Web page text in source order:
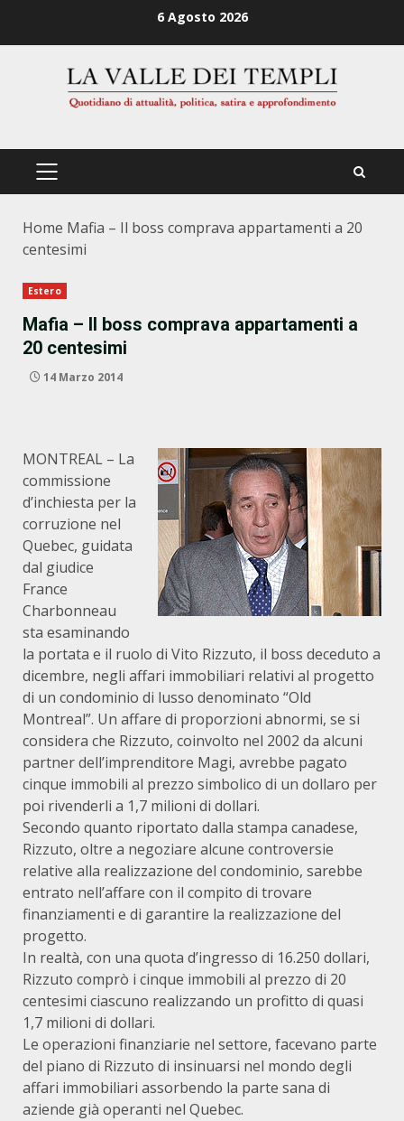
6 Agosto 2026
PRIMÄRES
Home Mafia – Il boss comprava appartamenti a 20
centesimi
Estero
Mafia – Il boss comprava appartamenti a
20 centesimi
14 Marzo 2014
MONTREAL – La
commissione
d’inchiesta per la
corruzione nel
Quebec, guidata
dal giudice
France
Charbonneau
sta esaminando
la portata e il ruolo di Vito Rizzuto, il boss deceduto a
dicembre, negli affari immobiliari relativi al progetto
di un condominio di lusso denominato “Old
Montreal”. Un affare di proporzioni abnormi, se si
considera che Rizzuto, coinvolto nel 2002 da alcuni
partner dell’imprenditore Magi, avrebbe pagato
cinque immobili al prezzo simbolico di un dollaro per
poi rivenderli a 1,7 milioni di dollari.
Secondo quanto riportato dalla stampa canadese,
Rizzuto, oltre a negoziare alcune controversie
relative alla realizzazione del condominio, sarebbe
entrato nell’affare con il compito di trovare
finanziamenti e di garantire la realizzazione del
progetto.
In realtà, con una quota d’ingresso di 16.250 dollari,
Rizzuto comprò i cinque immobili al prezzo di 20
centesimi ciascuno realizzando un profitto di quasi
1,7 milioni di dollari.
Le operazioni finanziarie nel settore, facevano parte
del piano di Rizzuto di insinuarsi nel mondo degli
affari immobiliari assorbendo la parte sana di
aziende già operanti nel Quebec.